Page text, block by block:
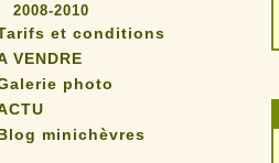
2008-2010
et conditions
VENDRE
photo
minichèvres